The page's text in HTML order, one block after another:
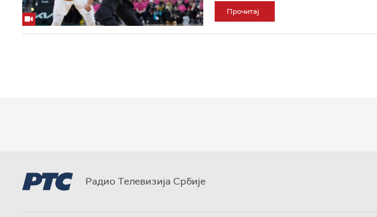
Прочитај
Радио Телевизија Србије